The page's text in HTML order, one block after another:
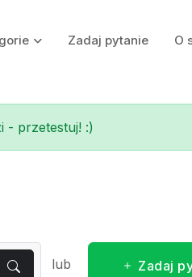
Zadaj pytanie O
- przetestuj! :)
lub Zadaj